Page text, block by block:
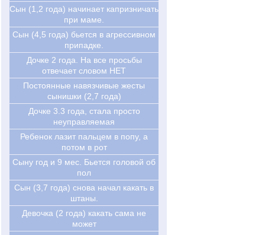
Сын (1,2 года) начинает капризничать
при маме.
Сын (4,5 года) бьется в агрессивном
припадке.
Дочке 2 года. На все просьбы
отвечает словом НЕТ
Постоянные навязчивые жесты
сынишки (2,7 года)
Дочке 3.3 года, стала просто
неуправляемая
Ребенок лазит пальцем в попу, а
потом в рот
Сыну год и 9 мес. Бьется головой об
пол
Сын (3,7 года) снова начал какать в
штаны.
Девочка (2 года) какать сама не
может